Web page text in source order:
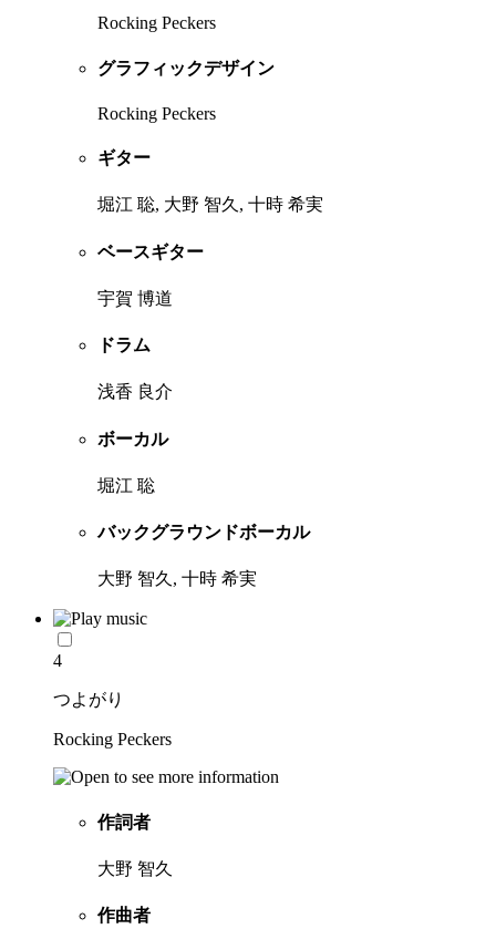
Rocking Peckers
グラフィックデザイン
Rocking Peckers
ギター
堀江 聡, 大野 智久, 十時 希実
ベースギター
宇賀 博道
ドラム
浅香 良介
ボーカル
堀江 聡
バックグラウンドボーカル
大野 智久, 十時 希実
4
つよがり
Rocking Peckers
作詞者
大野 智久
作曲者